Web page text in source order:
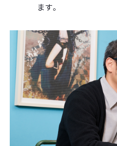
ます。